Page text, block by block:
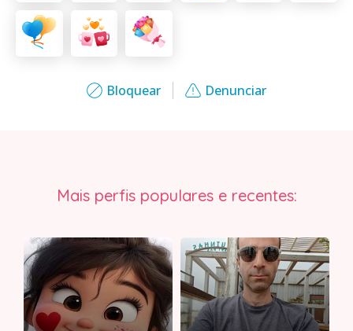
Bloquear Denunciar
Mais perfis populares e recentes: